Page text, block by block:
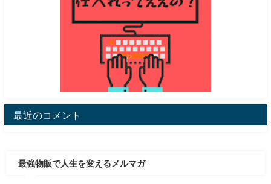
最近のコメント
最強物販で人生を変えるメルマガ